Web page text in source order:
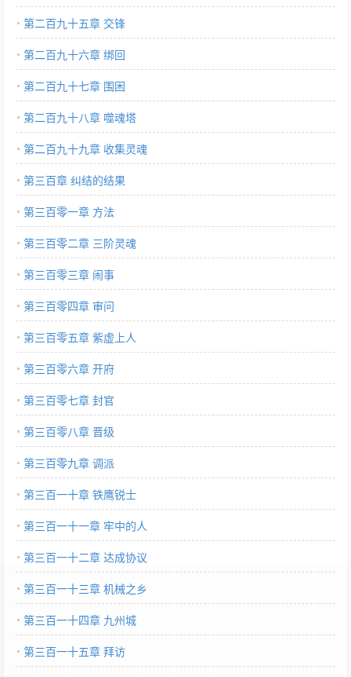
第二百九十五章 交锋
第二百九十六章 绑回
第二百九十七章 围困
第二百九十八章 噬魂塔
第二百九十九章 收集灵魂
第三百章 纠结的结果
第三百零一章 方法
第三百零二章 三阶灵魂
第三百零三章 闹事
第三百零四章 审问
第三百零五章 紫虚上人
第三百零六章 开府
第三百零七章 封官
第三百零八章 晋级
第三百零九章 调派
第三百一十章 铁鹰锐士
第三百一十一章 牢中的人
第三百一十二章 达成协议
第三百一十三章 机械之乡
第三百一十四章 九州城
第三百一十五章 拜访